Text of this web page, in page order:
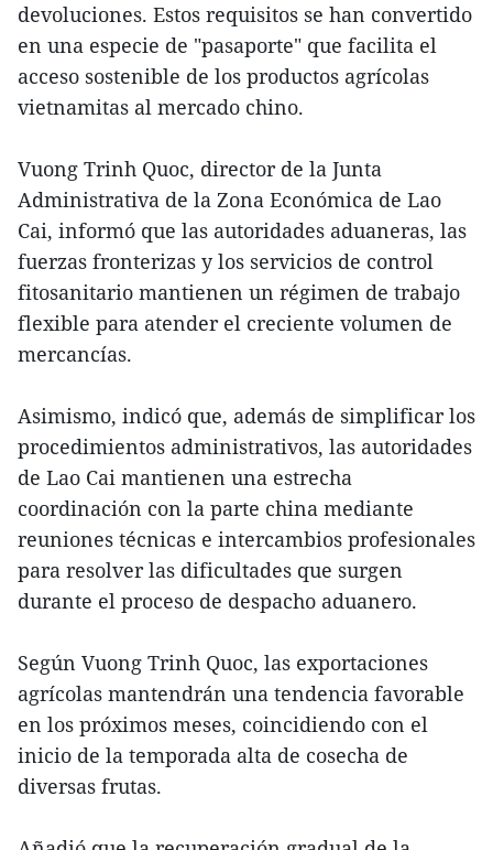
devoluciones. Estos requisitos se han convertido
en una especie de "pasaporte" que facilita el
acceso sostenible de los productos agrícolas
vietnamitas al mercado chino.
Vuong Trinh Quoc, director de la Junta
Administrativa de la Zona Económica de Lao
Cai, informó que las autoridades aduaneras, las
fuerzas fronterizas y los servicios de control
fitosanitario mantienen un régimen de trabajo
flexible para atender el creciente volumen de
mercancías.
Asimismo, indicó que, además de simplificar los
procedimientos administrativos, las autoridades
de Lao Cai mantienen una estrecha
coordinación con la parte china mediante
reuniones técnicas e intercambios profesionales
para resolver las dificultades que surgen
durante el proceso de despacho aduanero.
Según Vuong Trinh Quoc, las exportaciones
agrícolas mantendrán una tendencia favorable
en los próximos meses, coincidiendo con el
inicio de la temporada alta de cosecha de
diversas frutas.